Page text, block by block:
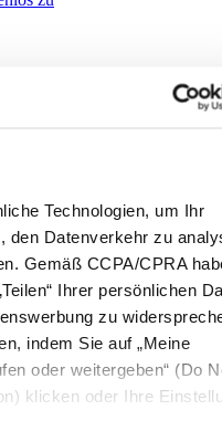
Technologien, um Ihr
den Datenverkehr zu
Gemäß CCPA/CPRA
Ihrer persönlichen
zu
indem Sie auf „Meine
oder weitergeben“ (Do
klicken oder Ihre
Club
erhalten Sie exklusive